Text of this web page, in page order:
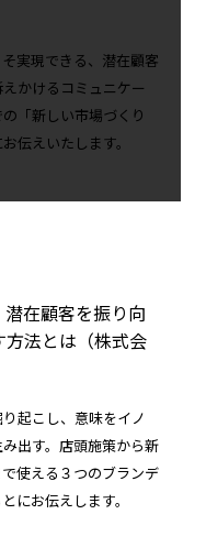
実現できる、潜在顧客
かけるコミュニケー
「新しい市場づくり
伝えいたします。
在顧客を振り向
方法とは（株式会
起こし、意味をイノ
出す。店頭施策から新
使える３つのブランデ
にお伝えします。